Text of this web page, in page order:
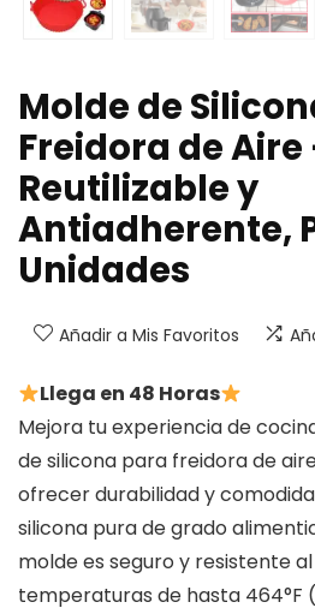
Molde de
Freidora de Aire
Reutilizable y
Antiadherente,
Unidades
Añadir a Mis Favoritos
Llega en 48 Horas
Mejora tu experiencia de
de silicona para freidora de
ofrecer durabilidad y
silicona pura de grado
molde es seguro y resistente
temperaturas de hasta 464°F